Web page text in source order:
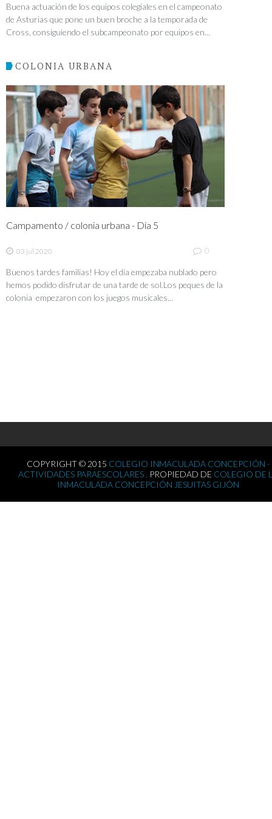
Buena actuación de los equipos colegiales en el campeonato
de Asturias que pone un buen broche a la temporada de
Cross, consiguiendo el subcampeonato por equipos en...
COLONIA URBANA
Campamento / colonia urbana - Día 5
03 jul 2020 0
Buenos tardes familias! Hoy el día empezaba nublado pero
hemos podido disfrutar de una tarde de sol.Los peques de la
colonia empezaron con los juegos musicales...
COPYRIGHT © 2015 COLEGIO INMACULADA CONCEPCIÓN -
ACTIVIDADES PARAESCOLARES . PROPIEDAD DE COLEGIO DE
INMACULADA CONCEPCIÓN JESUITAS GIJÓN